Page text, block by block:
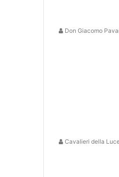
Don Giacomo
Cavalieri della